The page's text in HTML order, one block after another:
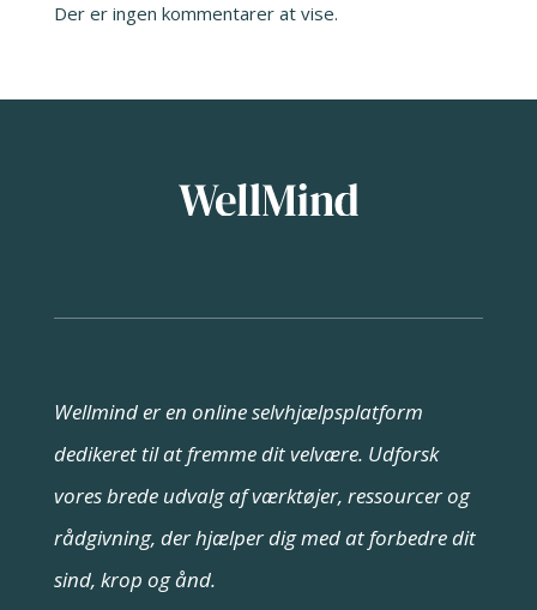
Der er ingen kommentarer at vise.
Wellmind er en online selvhjælpsplatform
dedikeret til at fremme dit velvære. Udforsk
vores brede udvalg af værktøjer, ressourcer og
rådgivning, der hjælper dig med at forbedre dit
sind, krop og ånd.